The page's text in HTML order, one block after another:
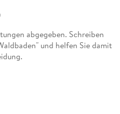
abgegeben. Schreiben
und helfen Sie damit